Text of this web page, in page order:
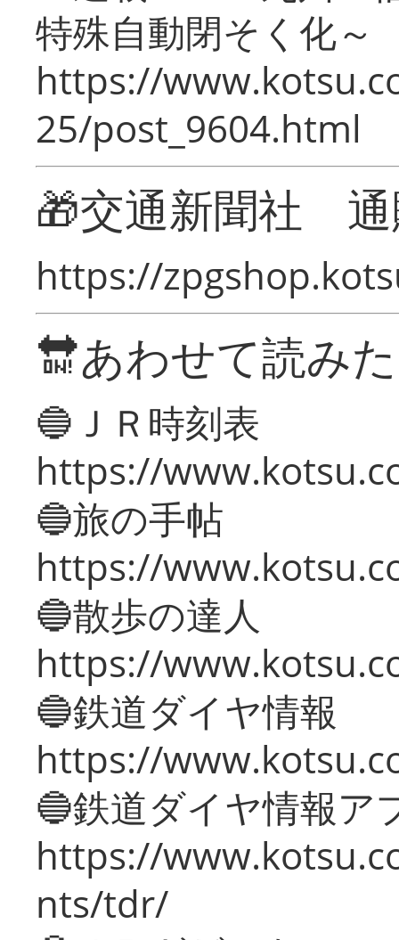
特殊自動閉そく化～
https://
25/post_9604.html
🎁交通新聞社
https://
🔛あわせて読み
🔵ＪＲ時刻表
https://
🔵旅の手帖
https://
🔵散歩の達人
https://
🔵鉄道ダイヤ情報
https://
🔵鉄道ダイヤ情報ア
https://
nts/tdr/